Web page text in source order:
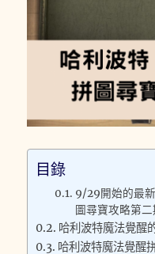
目錄
9/29開始的最
圖尋寶攻略第二
哈利波特魔法覺醒
哈利波特魔法覺醒